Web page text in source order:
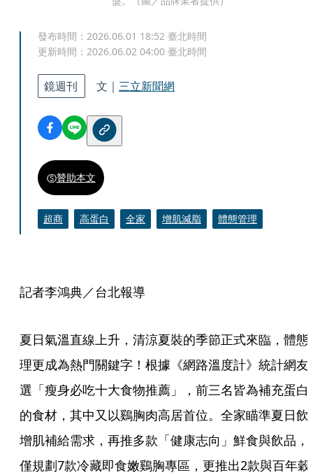
發布時間： 2026.06.01 18:52 臺北時間
更新時間： 2026.06.02 04:00 臺北時間
鏡週刊 文｜ 三立新聞網
贊助本文
超商 高蛋白 全家 增肌減脂 體態管理
記者李鴻典／台北報導
夏日氣溫直線上升，清涼夏裝的季節正式來臨，體態
理更成為熱門關鍵字！根據《網路溫度計》統計網友
選「瘦身必吃十大食物推薦」，前三名皆為補充蛋白
的食材，其中又以鷄胸肉高居首位。全家瞄準夏日飲
增肌補給需求，再推多款「健康志向」鮮食與飲品，
僅規劃7款冷藏即食嫩鷄胸專區，更推出2款與百年穀